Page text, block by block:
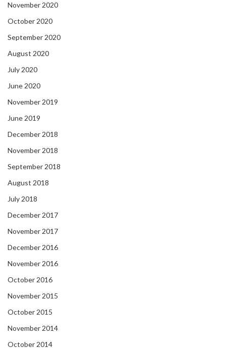
November 2020
October 2020
September 2020
August 2020
July 2020
June 2020
November 2019
June 2019
December 2018
November 2018
September 2018
August 2018
July 2018
December 2017
November 2017
December 2016
November 2016
October 2016
November 2015
October 2015
November 2014
October 2014